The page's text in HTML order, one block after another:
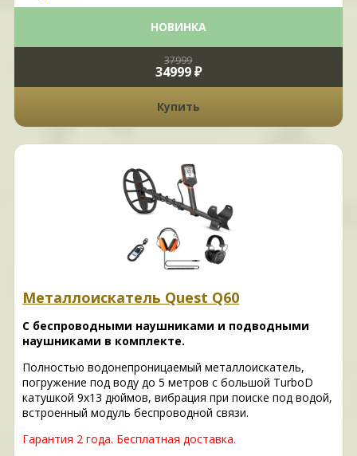
НОВИНКА
37999
34999 ₽
Купить
Металлоискатель Quest Q60
С беспроводными наушниками и подводными
наушниками в комплекте.
Полностью водонепроницаемый металлоискатель,
погружение под воду до 5 метров с большой TurboD
катушкой 9х13 дюймов, вибрация при поиске под водой,
встроенный модуль беспроводной связи.
Гарантия 2 года. Бесплатная доставка.